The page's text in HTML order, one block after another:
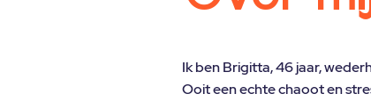
Ik ben Brigitta, 46 jaar,
Ooit een echte chaoot en